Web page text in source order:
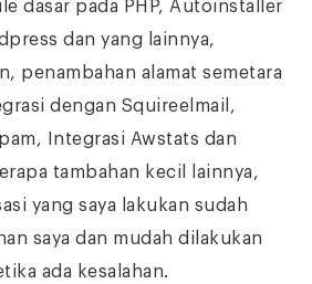
dasar pada PHP, Autoinstaller
dan yang lainnya,
penambahan alamat semetara
dengan Squireelmail,
Integrasi Awstats dan
tambahan kecil lainnya,
yang saya lakukan sudah
saya dan mudah dilakukan
ada kesalahan.